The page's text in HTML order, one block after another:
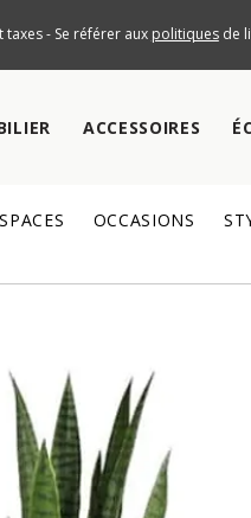
- Se référer aux politiquesde
ACCESSOIRES
OCCASIONS